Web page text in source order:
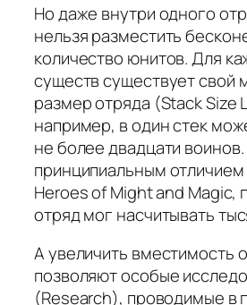
Но даже внутри одного
нельзя разместить
количество юнитов. Для
существ существует свой
размер отряда (Stack Size
например, в один стек
не более двадцати
принципиальным отличием
Heroes of Might and Magic,
отряд мог насчитывать
А увеличить вместимость
позволяют особые
(Research), проводимые в